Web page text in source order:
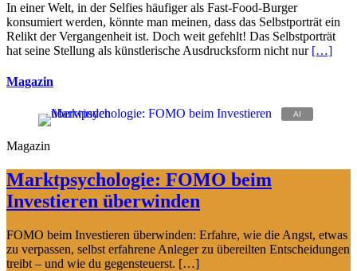
In einer Welt, in der Selfies häufiger als Fast-Food-Burger
konsumiert werden, könnte man meinen, dass das Selbstporträt ein
Relikt der Vergangenheit ist. Doch weit gefehlt! Das Selbstporträt
hat seine Stellung als künstlerische Ausdrucksform nicht nur […]
Magazin
Magazin
Marktpsychologie: FOMO beim
Investieren überwinden
FOMO beim Investieren überwinden: Erfahre, wie die Angst, etwas
zu verpassen, selbst erfahrene Anleger zu übereilten Entscheidungen
treibt – und wie du gegensteuerst. […]